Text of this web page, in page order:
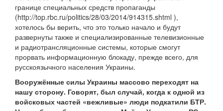
границе специальных средств пропаганды
(http://top.rbc.ru/politics/28/03/2014/914315.shtml ),
хотелось бы верить, что это только начало и будут
развернуты также и специализированные телевизионные
и радиотрансляционные системы, которые смогут
прорвать информационную блокаду, прежде всего, для
русскоязычного населения Украины.
Вооружённые силы Украины массово переходят на
нашу сторону. Говорят, был случай, когда к одной из
войсковых частей «вежливые» люди подкатили БТР.